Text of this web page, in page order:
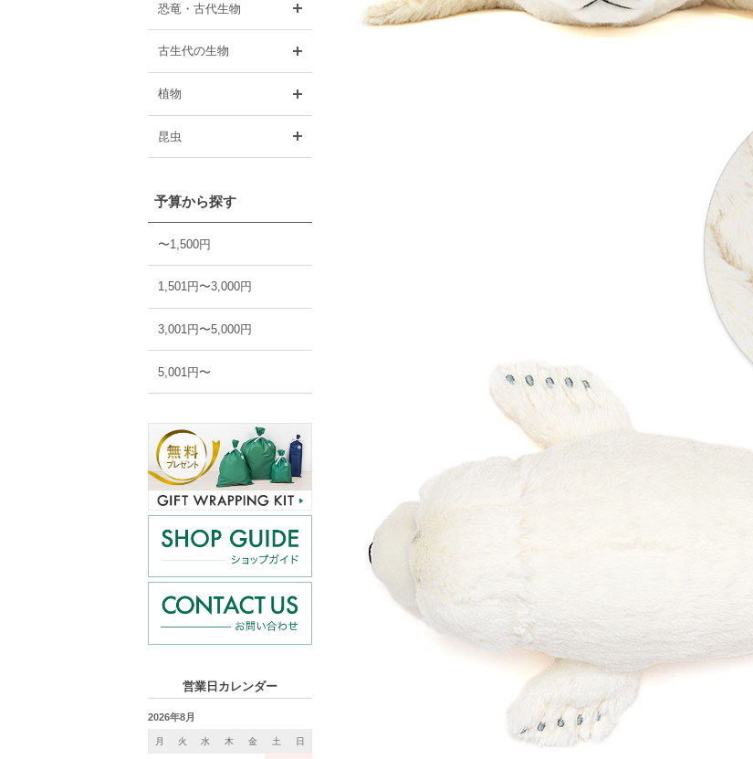
恐竜・古代生物
古生代の生物
植物
昆虫
予算から探す
〜1,500円
1,501円〜3,000円
3,001円〜5,000円
5,001円〜
営業日カレンダー
2026年8月
月 火 水 木 金 土 日